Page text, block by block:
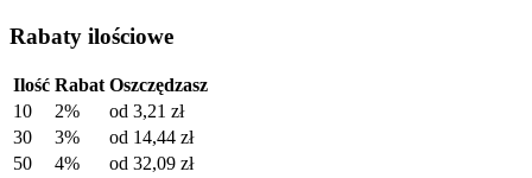
Rabaty ilościowe
Ilość Rabat Oszczędzasz
10
2% od 3,21 zł
30
3% od 14,44 zł
50
4% od 32,09 zł